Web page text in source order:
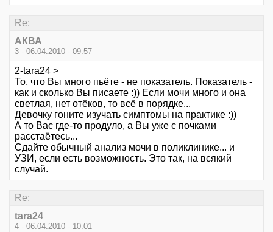
Re:
АКВА
3 - 06.04.2010 - 09:57
2-tara24 >
То, что Вы много пьёте - не показатель. Показатель -
как и сколько Вы писаете :)) Если мочи много и она
светлая, нет отёков, то всё в порядке...
Девочку гоните изучать симптомы на практике :))
А то Вас где-то продуло, а Вы уже с почками
расстаётесь...
Сдайте обычный анализ мочи в поликлинике... и
УЗИ, если есть возможность. Это так, на всякий
случай.
Re:
tara24
4 - 06.04.2010 - 10:01